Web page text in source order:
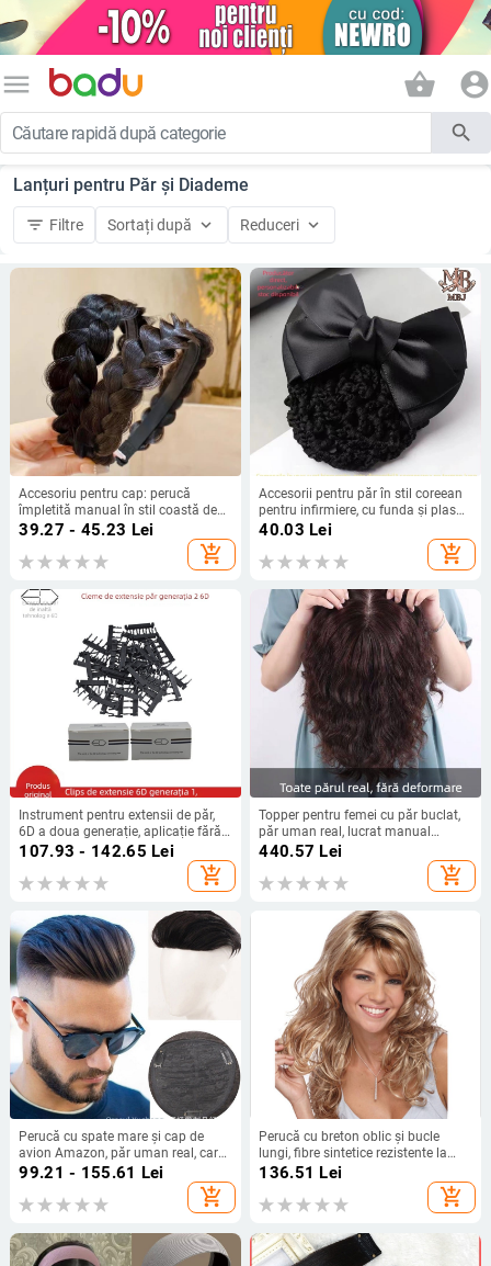
menu shopping_basket account_circle
search
Lanțuri pentru Păr și Diademe
filter_list Filtre Sortați după keyboard_arrow_down Reduceri keyboard_arrow_down
Accesoriu pentru cap: perucă
împletită manual în stil coastă de
pește, pe bandă pentru păr cu dinți
antiderapare, vârf înalt; Mingfeng
Jewelry; Material: Perucă; Tratare:
MF901239
39.27 - 45.23 Lei
add_shopping_cart
Accesorii pentru păr în stil coreean
pentru infirmiere, cu funda și plasă
de păr
40.03 Lei
add_shopping_cart
Instrument pentru extensii de păr,
6D a doua generație, aplicație fără
cusur, model YM
107.93 - 142.65 Lei
add_shopping_cart
Topper pentru femei cu păr buclat,
păr uman real, lucrat manual
complet, volum, model micro-roll
440.57 Lei
add_shopping_cart
Perucă cu spate mare și cap de
avion Amazon, păr uman real, care
acoperă capul chel, perucă
respirabilă și confortabilă pentru
bărbați, pentru recreere, pentru
99.21 - 155.61 Lei
add_shopping_cart
Perucă cu breton oblic și bucle
lungi, fibre sintetice rezistente la
temperatură, stil vedetă
136.51 Lei
add_shopping_cart